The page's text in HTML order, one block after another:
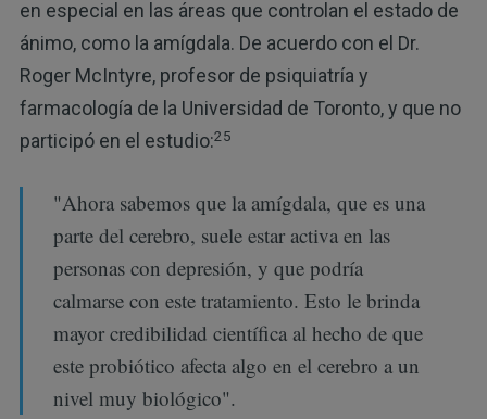
en especial en las áreas que controlan el estado de
ánimo, como la amígdala. De acuerdo con el Dr.
Roger McIntyre, profesor de psiquiatría y
farmacología de la Universidad de Toronto, y que no
participó en el estudio:25
"Ahora sabemos que la amígdala, que es una
parte del cerebro, suele estar activa en las
personas con depresión, y que podría
calmarse con este tratamiento. Esto le brinda
mayor credibilidad científica al hecho de que
este probiótico afecta algo en el cerebro a un
nivel muy biológico".